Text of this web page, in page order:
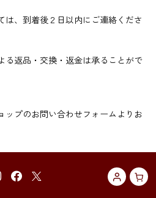
、到着後２日以内にご連絡くださ
返品・交換・返金は承ることがで
ップのお問い合わせフォームよりお